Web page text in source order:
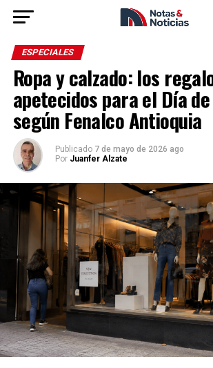
ESPECIALES
Ropa y calzado: los
apetecidos para el Día
según Fenalco Antioquia
Publicado 7 de mayo de 2026 ago
Por Juanfer Alzate